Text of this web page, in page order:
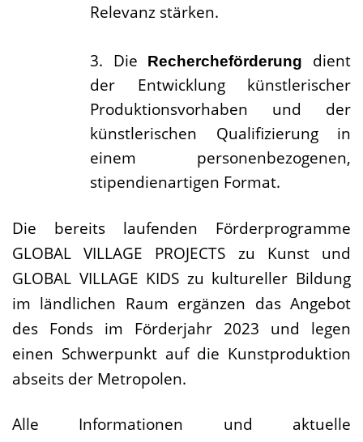
Relevanz stärken.
3. Die Rechercheförderung
dient
der Entwicklung künstlerischer
Produktionsvorhaben und der
künstlerischen Qualifizierung in
einem personenbezogenen,
stipendienartigen Format.
Die bereits laufenden Förderprogramme
GLOBAL VILLAGE PROJECTS zu Kunst und
GLOBAL VILLAGE KIDS zu kultureller Bildung
im ländlichen Raum ergänzen das Angebot
des Fonds im Förderjahr 2023 und legen
einen Schwerpunkt auf die Kunstproduktion
abseits der Metropolen.
Alle Informationen und aktuelle